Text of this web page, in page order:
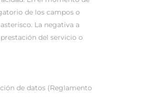
de los campos o
La negativa a
del servicio o
de datos (Reglamento